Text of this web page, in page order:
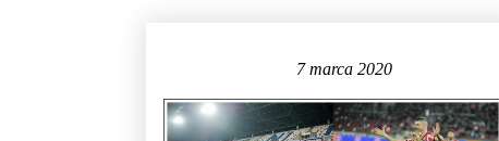
7 marca 2020